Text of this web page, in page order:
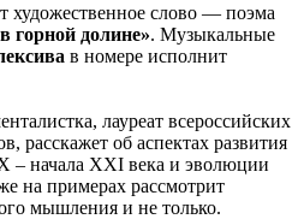
художественное слово — поэма
горной долине». Музыкальные
в номере исполнит
лауреат всероссийских
расскажет об аспектах развития
– начала XXI века и эволюции
на примерах рассмотрит
мышления и не только.